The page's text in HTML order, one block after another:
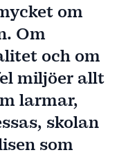
om
Om
och om
miljöer allt
larmar,
skolan
som